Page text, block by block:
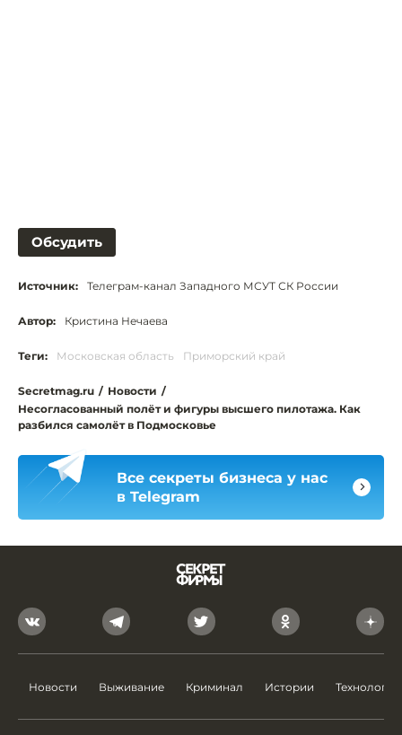
Обсудить
Источник: Телеграм-канал Западного МСУТ СК России
Автор: Кристина Нечаева
Теги: Московская область Приморский край
Secretmag.ru / Новости /
Несогласованный полёт и фигуры высшего пилотажа. Как
разбился самолёт в Подмосковье
Все секреты бизнеса у нас
в Telegram
Новости Выживание Криминал Истории Технологии